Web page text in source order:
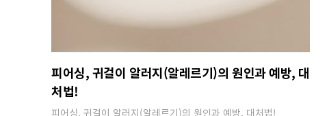
피어싱, 귀걸이 알러지(알레르기)의 원인과 예방, 대
처법!
피어싱, 귀걸이 알러지(알레르기)의 원인과 예방, 대처법!